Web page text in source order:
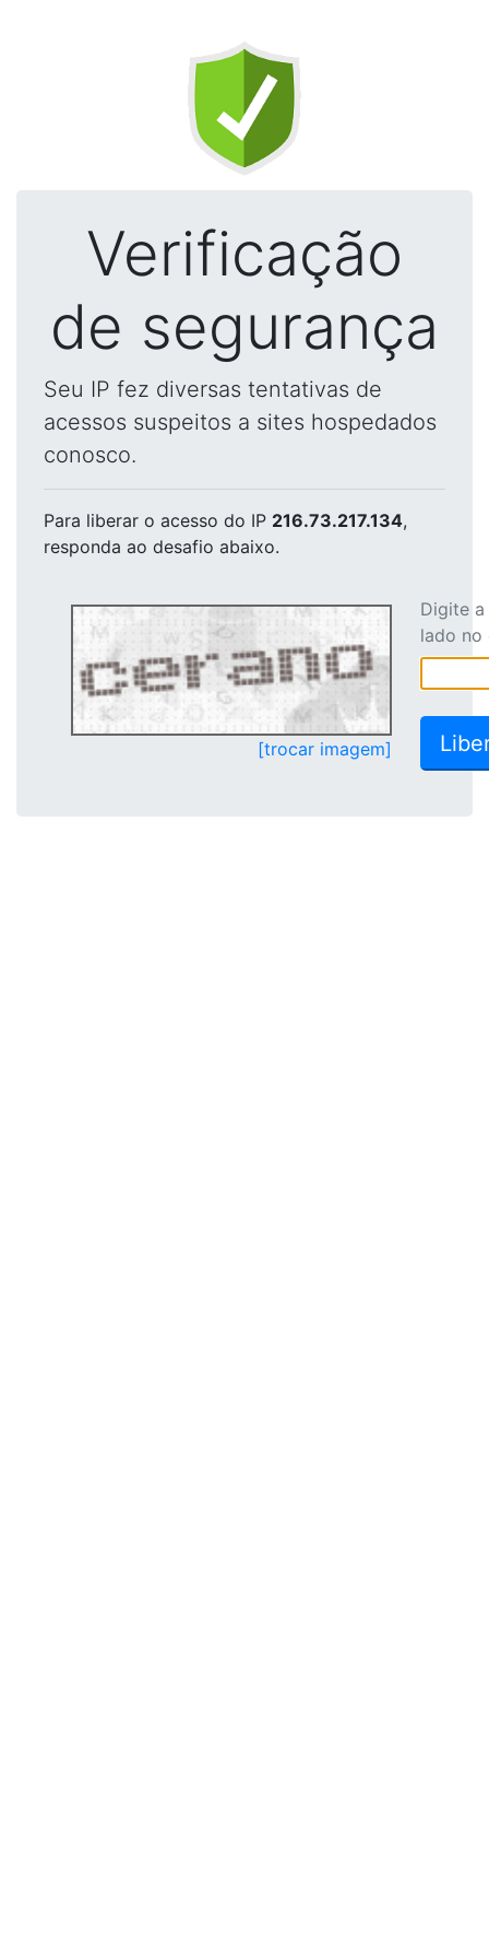
Verificação
de segurança
Seu IP fez diversas tentativas de
acessos suspeitos a sites hospedados
conosco.
Para liberar o acesso do IP 216.73.217.134,
responda ao desafio abaixo.
[trocar imagem]
Digite
lado no